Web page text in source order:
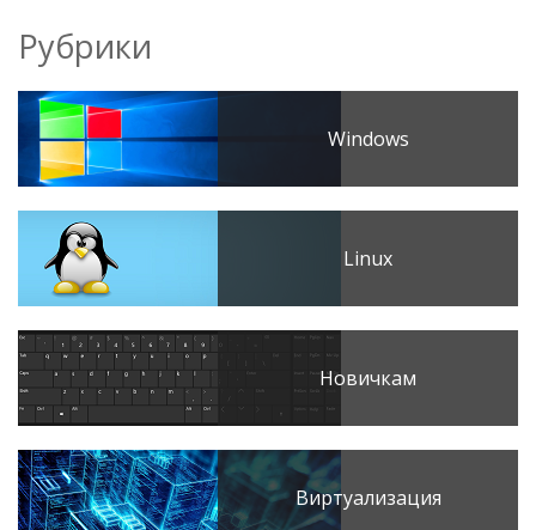
Рубрики
Windows
Linux
Новичкам
Виртуализация